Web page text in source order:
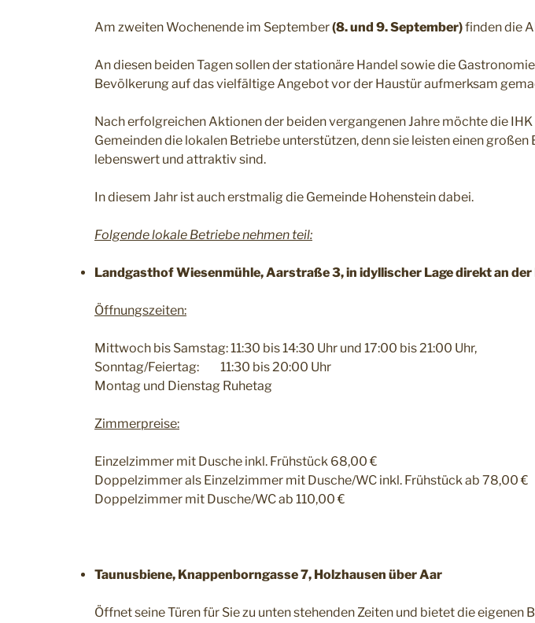
Am zweiten Wochenende im September(8. und 9. September)finden die
An diesen beiden Tagen sollen der stationäre Handel sowie die
Bevölkerung auf das vielfältige Angebot vor der Haustür aufmerksam
Nach erfolgreichen Aktionen der beiden vergangenen Jahre möchte die
Gemeinden die lokalen Betriebe unterstützen, denn sie leisten einen
lebenswert und attraktiv sind.
In diesem Jahr ist auch erstmalig die Gemeinde Hohenstein dabei.
Folgende lokale Betriebe nehmen teil:
Landgasthof Wiesenmühle, Aarstraße 3, in idyllischer Lage direkt an
Öffnungszeiten:
Mittwoch bis Samstag: 11:30 bis 14:30 Uhr und 17:00 bis 21:00 Uhr,
Sonntag/Feiertag: 11:30 bis 20:00 Uhr
Montag und Dienstag Ruhetag
Zimmerpreise:
Einzelzimmer mit Dusche inkl. Frühstück 68,00 €
Doppelzimmer als Einzelzimmer mit Dusche/WC inkl. Frühstück ab 78,00 €
Doppelzimmer mit Dusche/WC ab 110,00 €
Taunusbiene, Knappenborngasse 7, Holzhausen über Aar
Öffnet seine Türen für Sie zu unten stehenden Zeiten und bietet die